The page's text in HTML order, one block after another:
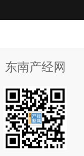
东南产经网